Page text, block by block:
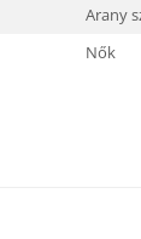
Arany
Nők